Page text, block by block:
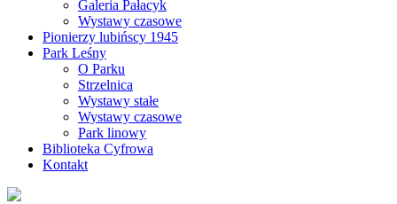
Galeria Pałacyk
Wystawy czasowe
Pionierzy lubińscy 1945
Park Leśny
O Parku
Strzelnica
Wystawy stałe
Wystawy czasowe
Park linowy
Biblioteka Cyfrowa
Kontakt